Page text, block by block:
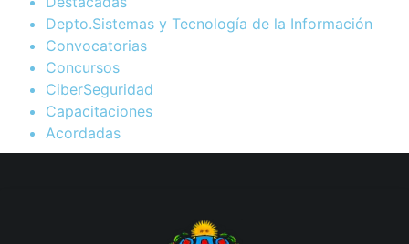
Depto.Sistemas y Tecnología de la Información
Convocatorias
Concursos
CiberSeguridad
Capacitaciones
Acordadas